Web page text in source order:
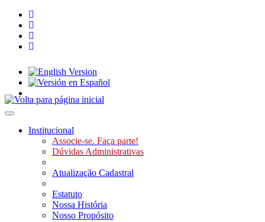
Toggle navigation
Institucional
Associe-se. Faça parte!
Dúvidas Administrativas
Atualização Cadastral
Estatuto
Nossa História
Nosso Propósito